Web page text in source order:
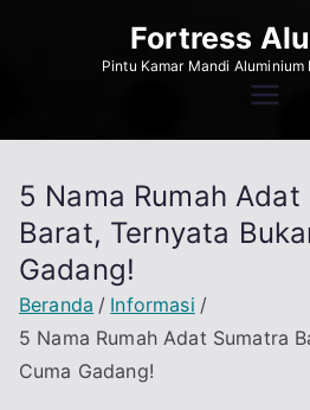
Fortress
Pintu Kamar Mandi Aluminium
5 Nama Rumah Adat
Barat, Ternyata
Gadang!
Beranda
Informasi
5 Nama Rumah Adat Sumatra
Cuma Gadang!